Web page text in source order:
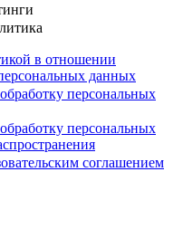
в отношении
данных
персональных
персональных
соглашением